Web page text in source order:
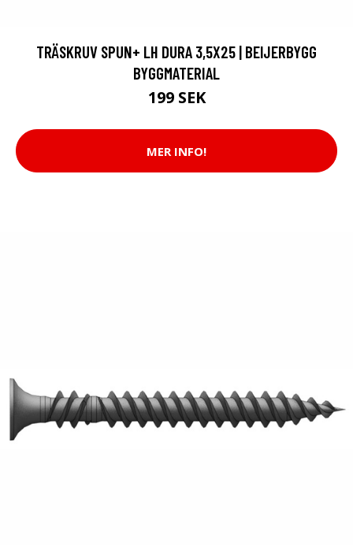
TRÄSKRUV SPUN+ LH DURA 3,5X25 | BEIJERBYGG
BYGGMATERIAL
199 SEK
MER INFO!